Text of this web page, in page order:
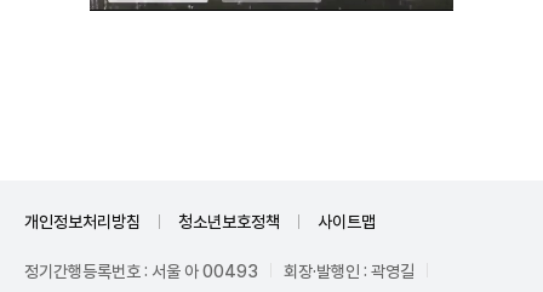
개인정보처리방침 청소년보호정책 사이트맵
정기간행등록번호 : 서울 아 00493
회장·발행인 : 곽영길